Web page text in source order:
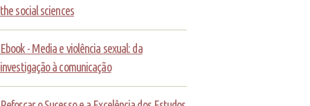
the social sciences
Ebook - Media e violência sexual: da
investigação à comunicação